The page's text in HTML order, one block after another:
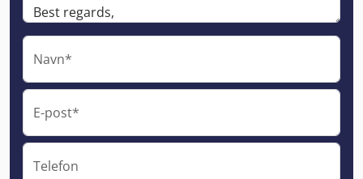
Navn*
E-post*
Telefon